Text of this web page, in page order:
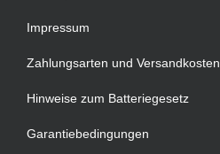
Impressum
Zahlungsarten und Versandkosten
Hinweise zum Batteriegesetz
Garantiebedingungen